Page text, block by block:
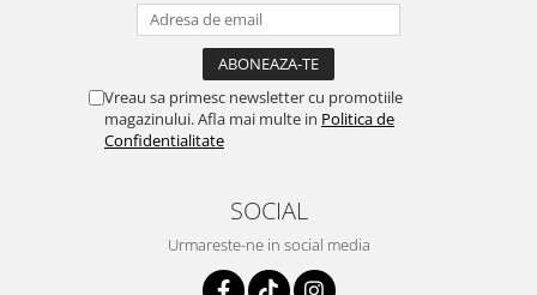
Vreau sa primesc newsletter cu promotiile
magazinului. Afla mai multe in Politica de
Confidentialitate
SOCIAL
Urmareste-ne in social media